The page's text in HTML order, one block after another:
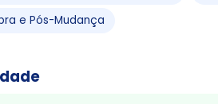
e Pós-Mudança